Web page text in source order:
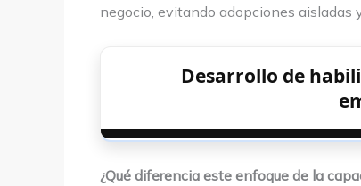
negocio, evitando adopciones aisladas
Desarrollo de
¿Qué diferencia este enfoque de la